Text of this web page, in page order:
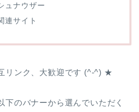
ュナウザー
連サイト
リンク、大歓迎です (^-^) ★
下のバナーから選んでいただく